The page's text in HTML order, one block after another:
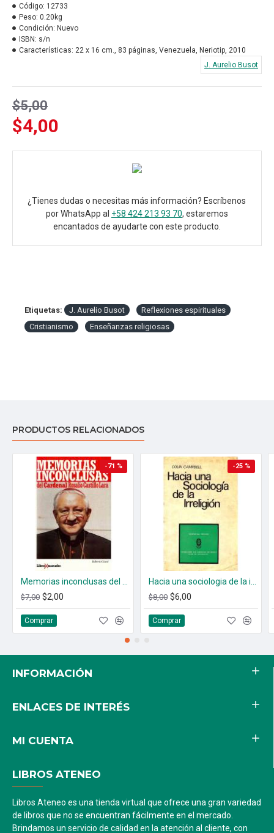
$5,00
$4,00
Código: 12733
Peso: 0.20kg
Condición: Nuevo
ISBN: s/n
Características: 22 x 16 cm., 83 páginas, Venezuela, Neriotip, 2010
J. Aurelio Busot
¿Tienes dudas o necesitas más información? Escríbenos
por WhatsApp al +58 424 213 93 70, estaremos
encantados de ayudarte con este producto.
Etiquetas: J. Aurelio Busot
Reflexiones espirituales
Cristianismo
Enseñanzas religiosas
PRODUCTOS RELACIONADOS
-71 %
$7,00 $2,00
Comprar
-25 %
$8,00 $6,00
Comprar
INFORMACIÓN
ENLACES DE INTERÉS
MI CUENTA
LIBROS ATENEO
Libros Ateneo es una tienda virtual que ofrece una gran variedad
de libros que no se encuentran fácilmente en el mercado.
Brindamos un servicio de calidad en la atención al cliente, con